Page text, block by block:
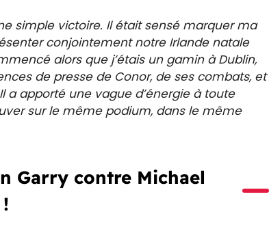
simple victoire. Il était sensé marquer ma
conjointement notre Irlande natale
alors que j’étais un gamin à Dublin,
de presse de Conor, de ses combats, et
apporté une vague d’énergie à toute
sur le même podium, dans le même
Garry contre Michael